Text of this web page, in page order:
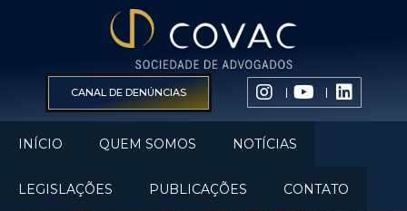
CANAL DE DENÚNCIAS
INÍCIO QUEM SOMOS NOTÍCIAS
LEGISLAÇÕES PUBLICAÇÕES CONTATO